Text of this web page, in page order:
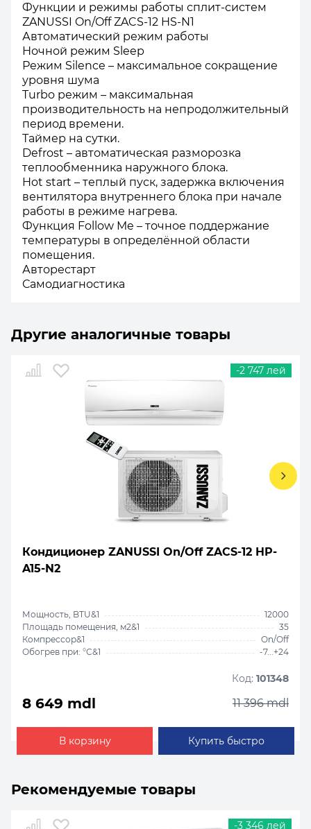
Функции и режимы работы сплит-систем
ZANUSSI On/Off ZACS-12 HS-N1
Автоматический режим работы
Ночной режим Sleep
Режим Silence – максимальное сокращение
уровня шума
Turbo режим – максимальная
производительность на непродолжительный
период времени.
Таймер на сутки.
Defrost – автоматическая разморозка
теплообменника наружного блока.
Hot start – теплый пуск, задержка включения
вентилятора внутреннего блока при начале
работы в режиме нагрева.
Функция Follow Me – точное поддержание
температуры в определённой области
помещения.
Авторестарт
Самодиагностика
Другие аналогичные товары
-2 747 лей
Кондиционер ZANUSSI On/Off ZACS-12 HP-
A15-N2
Мощность, BTU&1
12000
Площадь помещения, м2&1
35
Компрессор&1
On/Off
Обогрев при: °C&1
-7...+24
Код: 101348
8 649 mdl 11 396 mdl
В корзину Купить быстро
Рекомендуемые товары
-3 346 лей